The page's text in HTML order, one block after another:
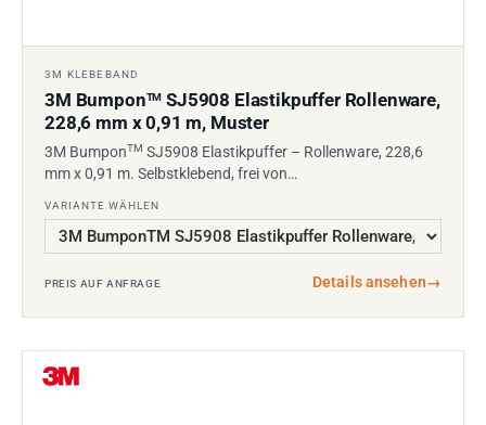
3M KLEBEBAND
3M BumponTM SJ5908 Elastikpuffer Rollenware,
228,6 mm x 0,91 m, Muster
3M BumponTM SJ5908 Elastikpuffer – Rollenware, 228,6
mm x 0,91 m. Selbstklebend, frei von…
VARIANTE WÄHLEN
PREIS AUF ANFRAGE Details ansehen→